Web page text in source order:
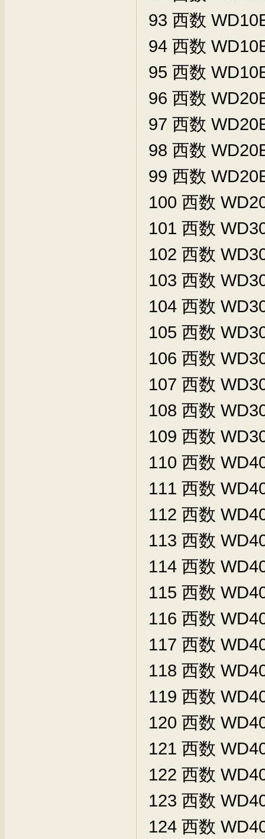
93 西数
94 西数
95 西数
96 西数
97 西数
98 西数
99 西数
100 西数
101 西数
102 西数
103 西数
104 西数
105 西数
106 西数
107 西数
108 西数
109 西数
110 西数
111 西数
112 西数
113 西数
114 西数
115 西数
116 西数
117 西数
118 西数
119 西数
120 西数
121 西数
122 西数
123 西数
124 西数